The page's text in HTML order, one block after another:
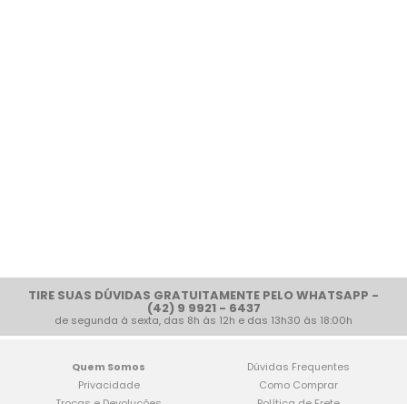
TIRE SUAS DÚVIDAS GRATUITAMENTE PELO WHATSAPP -
(42) 9 9921 - 6437
de segunda à sexta, das 8h às 12h e das 13h30 às 18:00h
Quem Somos
Privacidade
Dúvidas Frequentes
Como Comprar